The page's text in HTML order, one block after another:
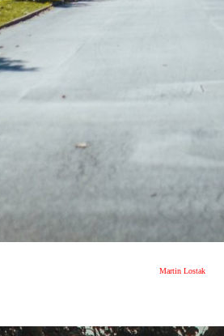
Martin Lostak